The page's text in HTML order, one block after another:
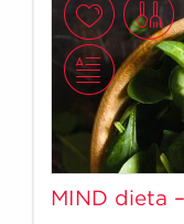
MIND dieta